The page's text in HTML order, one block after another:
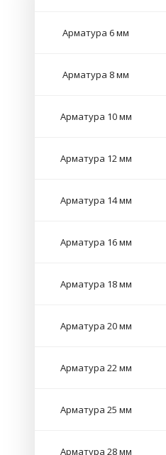
Арматура 6 мм
Арматура 8 мм
Арматура 10 мм
Арматура 12 мм
Арматура 14 мм
Арматура 16 мм
Арматура 18 мм
Арматура 20 мм
Арматура 22 мм
Арматура 25 мм
Арматура 28 мм